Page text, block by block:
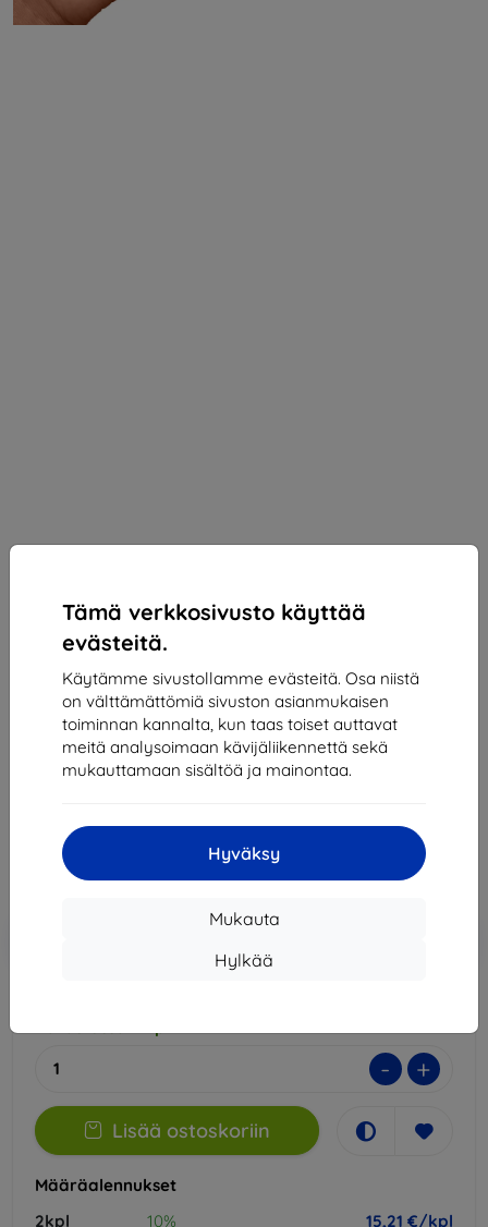
Tämä verkkosivusto käyttää
evästeitä.
Käytämme sivustollamme evästeitä. Osa niistä
on välttämättömiä sivuston asianmukaisen
toiminnan kannalta, kun taas toiset auttavat
meitä analysoimaan kävijäliikennettä sekä
mukauttamaan sisältöä ja mainontaa.
Hyväksy
Mukauta
Hylkää
3mk Silky Matt Privacy Protective film for Sony
Xperia 10 VI
Sony Xperia 10 VI
15,21 €
Hinta ilman ALV:tä
Alennus kupongilla
- +
Lisää ostoskoriin
Määräalennukset
2kpl
10% 15,21 €/kpl